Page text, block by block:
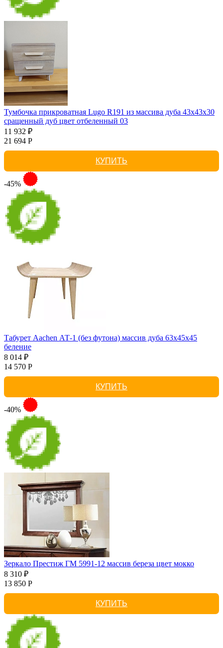
Тумбочка прикроватная Lugo R191 из массива дуба 43х43х30
сращенный дуб цвет отбеленный 03
11 932 ₽
21 694 Р
КУПИТЬ
-45%
Табурет Aachen АТ-1 (без футона) массив дуба 63х45х45
беление
8 014 ₽
14 570 Р
КУПИТЬ
-40%
Зеркало Престиж ГМ 5991-12 массив береза цвет мокко
8 310 ₽
13 850 Р
КУПИТЬ